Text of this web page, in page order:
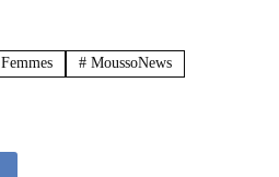
Femmes # MoussoNews